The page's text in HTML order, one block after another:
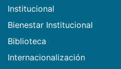
Institucional
Bienestar Institucional
Biblioteca
Internacionalización